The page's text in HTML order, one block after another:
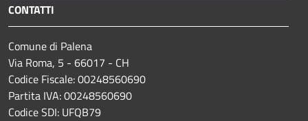
CONTATTI
Comune di Palena
Via Roma, 5 - 66017 - CH
Codice Fiscale: 00248560690
Partita IVA: 00248560690
Codice SDI: UFQB79